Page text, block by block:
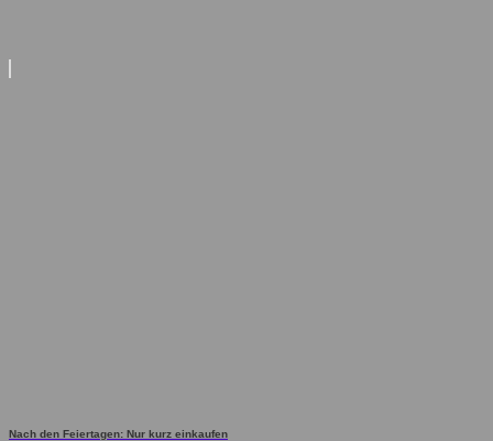
Nach den Feiertagen: Nur kurz einkaufen